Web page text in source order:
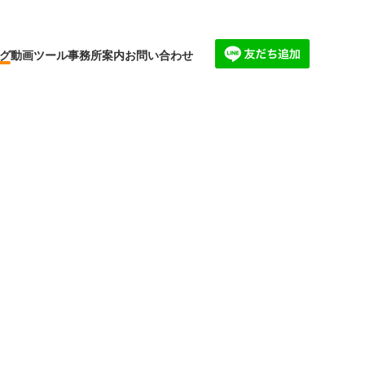
動画ツール事務所案内お問い合わせ